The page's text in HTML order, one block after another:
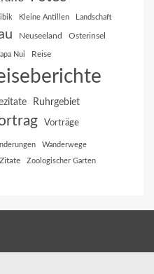
Kleine Antillen Landschaft
Neuseeland Osterinsel
Nui Reise
Ruhrgebiet
Vorträge
Wanderwege
Zitate Zoologischer Garten